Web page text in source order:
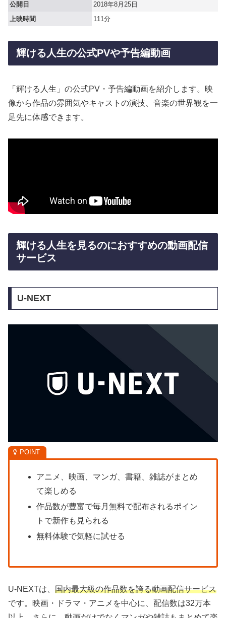
公開日
2018年8月25日
上映時間
111分
輝ける人生の公式PVや予告編動画
「輝ける人生」の公式PV・予告編動画を紹介します。映
像から作品の雰囲気やキャストの演技、音楽の世界観を一
足先に体感できます。
輝ける人生を見るのにおすすめの動画配信
サービス
U-NEXT
アニメ、映画、マンガ、書籍、雑誌がまとめ
て楽しめる
作品数が豊富で毎月無料で配布されるポイン
トで新作も見られる
無料体験で気軽に試せる
U-NEXTは、 国内最大級の作品数を誇る動画配信サービス
です。映画・ドラマ・アニメを中心に、配信数は32万本